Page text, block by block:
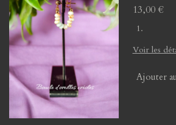
13,00 €
Voir les
Ajouter